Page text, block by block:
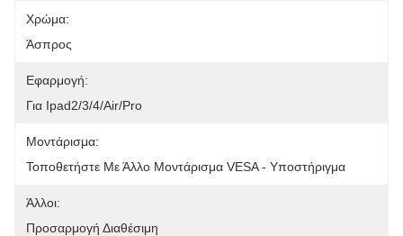
Χρώμα:
Άσπρος
Εφαρμογή:
Για Ipad2/3/4/Air/Pro
Μοντάρισμα:
Τοποθετήστε Με Άλλο Μοντάρισμα VESA - Υποστήριγμα
Άλλοι:
Προσαρμογή Διαθέσιμη